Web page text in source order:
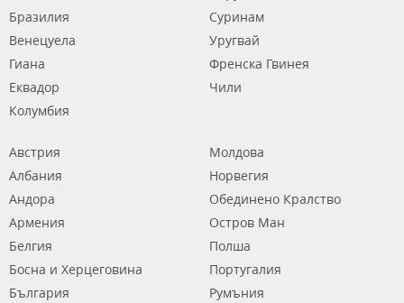
Бразилия
Венецуела
Гиана
Еквадор
Колумбия
Суринам
Уругвай
Френска Гвинея
Чили
Австрия
Албания
Андора
Армения
Белгия
Босна и Херцеговина
България
Молдова
Норвегия
Обединено Кралство
Остров Ман
Полша
Португалия
Румъния